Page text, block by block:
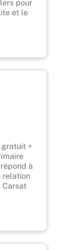
pour
et le
+
à
relation
Carsat